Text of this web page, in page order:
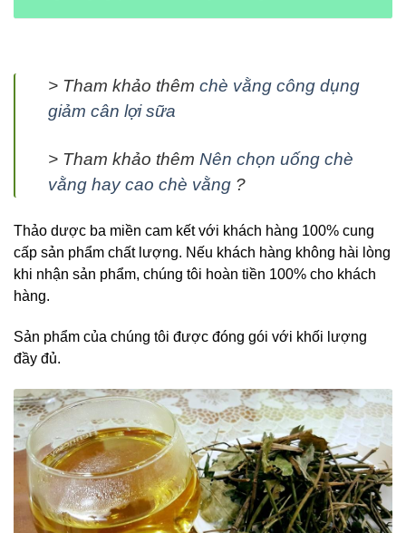
> Tham khảo thêm chè vằng công dụng
giảm cân lợi sữa
> Tham khảo thêm Nên chọn uống chè
vằng hay cao chè vằng ?
Thảo dược ba miền cam kết với khách hàng 100% cung
cấp sản phẩm chất lượng. Nếu khách hàng không hài lòng
khi nhận sản phẩm, chúng tôi hoàn tiền 100% cho khách
hàng.
Sản phẩm của chúng tôi được đóng gói với khối lượng
đầy đủ.